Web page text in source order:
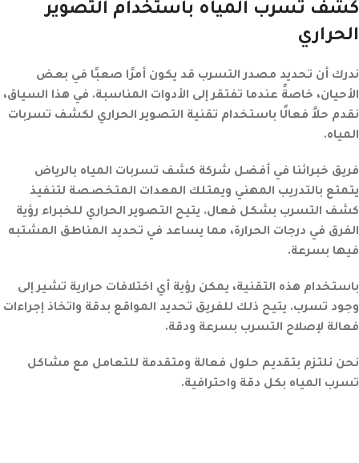
كشف تسرب المياه باستخدام التصوير
الحراري
ندرك أن تحديد مصدر التسرب قد يكون أمرًا صعبًا في بعض
الأحيان، خاصةً عندما تفتقر إلى الأدوات المناسبة. في هذا السياق،
نقدم حلاً فعالًا باستخدام تقنية التصوير الحراري لكشف تسربات
المياه.
فريق خبرائنا في أفضل شركة كشف تسربات المياه بالرياض
يتمتع بالتدريب المهني ويمتلك المعدات المتخصصة لتنفيذ
كشف التسرب بشكل فعال. يتيح التصوير الحراري للخبراء رؤية
الفرق في درجات الحرارة، مما يساعد في تحديد المناطق المشتبه
فيها بسرعة.
باستخدام هذه التقنية، يمكن رؤية أي اختلافات حرارية تشير إلى
وجود تسرب. يتيح ذلك للفريق تحديد المواقع بدقة واتخاذ إجراءات
فعالة لإصلاح التسرب بسرعة ودقة.
نحن نلتزم بتقديم حلول فعالة ومتقدمة للتعامل مع مشاكل
تسرب المياه بكل دقة واحترافية.